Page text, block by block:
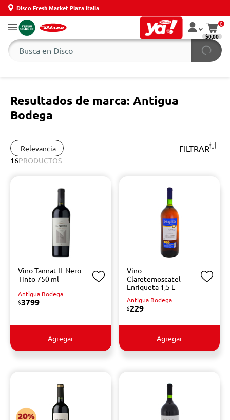
Disco Fresh Market Plaza Italia
0
$0,00
Resultados de marca: Antigua
Bodega
Relevancia FILTRAR
16PRODUCTOS
Vino Tannat IL Nero
Tinto 750 ml
Antigua Bodega
$3799
Agregar
Vino
Claretemoscatel
Enriqueta 1,5 L
Antigua Bodega
$229
Agregar